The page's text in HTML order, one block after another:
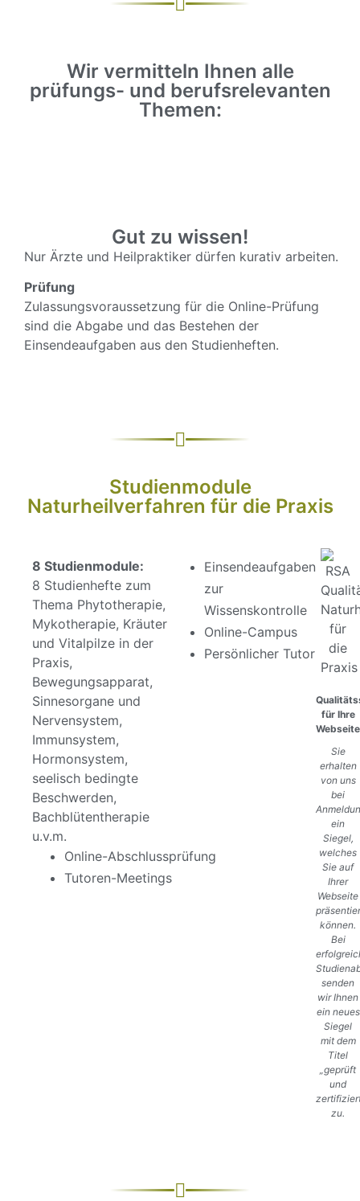
Wir vermitteln Ihnen alle
prüfungs- und berufsrelevanten
Themen:
Gut zu wissen!
Nur Ärzte und Heilpraktiker dürfen kurativ arbeiten.
Prüfung
Zulassungsvoraussetzung für die Online-Prüfung
sind die Abgabe und das Bestehen der
Einsendeaufgaben aus den Studienheften.
Studienmodule
Naturheilverfahren für die Praxis
8 Studienmodule:
8 Studienhefte zum
Thema Phytotherapie,
Mykotherapie, Kräuter
und Vitalpilze in der
Praxis,
Bewegungsapparat,
Sinnesorgane und
Nervensystem,
Immunsystem,
Hormonsystem,
seelisch bedingte
Beschwerden,
Bachblütentherapie
u.v.m.
Einsendeaufgaben
zur
Wissenskontrolle
Online-Campus
Persönlicher Tutor
Online-Abschlussprüfung
Tutoren-Meetings
für Ihre
Webseite
Sie
erhalten
von uns
bei
ein
Siegel,
welches
Sie auf
Ihrer
Webseite
können.
Bei
senden
wir Ihnen
ein neues
Siegel
mit dem
Titel
„geprüft
und
zu.